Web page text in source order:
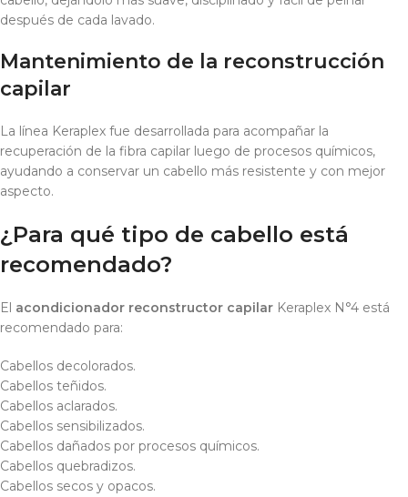
después de cada lavado.
Mantenimiento de la reconstrucción
capilar
La línea Keraplex fue desarrollada para acompañar la
recuperación de la fibra capilar luego de procesos químicos,
ayudando a conservar un cabello más resistente y con mejor
aspecto.
¿Para qué tipo de cabello está
recomendado?
El acondicionador reconstructor capilar Keraplex N°4 está
recomendado para:
Cabellos decolorados.
Cabellos teñidos.
Cabellos aclarados.
Cabellos sensibilizados.
Cabellos dañados por procesos químicos.
Cabellos quebradizos.
Cabellos secos y opacos.